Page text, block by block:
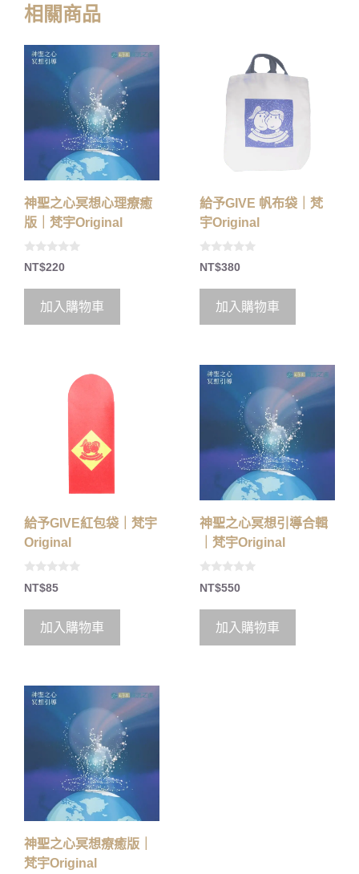
相關商品
神聖之心冥想心理療癒
版｜梵宇Original
0
o
5
NT$220
加入購物車
給予GIVE 帆布袋｜梵
宇Original
0
o
5
NT$380
加入購物車
給予GIVE紅包袋｜梵宇
Original
0
o
t
5
NT$85
加入購物車
神聖之心冥想引導合輯
｜梵宇Original
0
o
t
5
NT$550
加入購物車
神聖之心冥想療癒版｜
梵宇Original